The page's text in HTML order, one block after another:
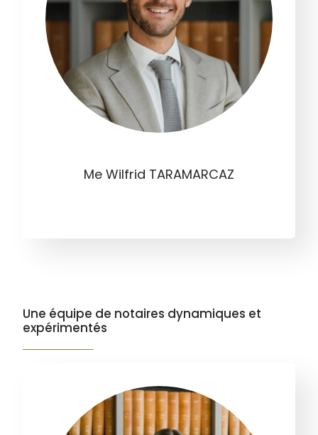
Me Wilfrid TARAMARCAZ
Une équipe de notaires dynamiques et
expérimentés